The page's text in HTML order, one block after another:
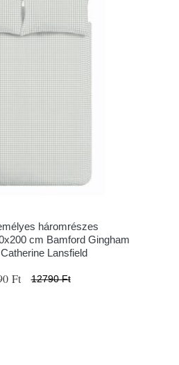
háromrészes
cm Bamford Gingham
Lansfield
Ft 12790 Ft